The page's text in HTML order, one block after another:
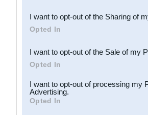
Downstream Participants
third parties.
I want to opt-out of the Sharing of
Opted In
I want to opt-out of the Sale of my
Opted In
I want to opt-out of processing my
Advertising.
Opted In